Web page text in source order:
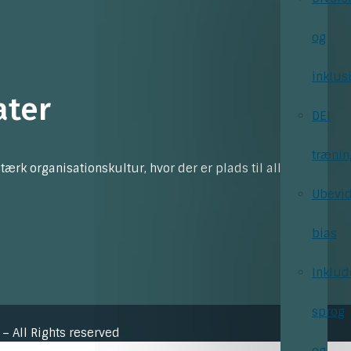
og
DEI
bias
sprog
organisationskultur, hvor der er plads til alle
All Rights reserved